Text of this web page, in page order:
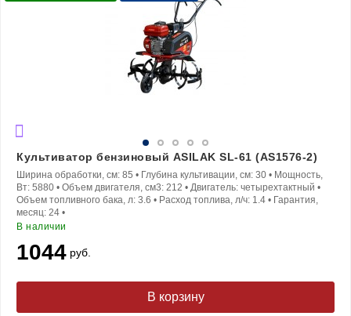
Культиватор бензиновый ASILAK SL-61 (AS1576-2)
Ширина обработки, см: 85 • Глубина культивации, см: 30 • Мощность,
Вт: 5880 • Объем двигателя, см3: 212 • Двигатель: четырехтактный •
Объем топливного бака, л: 3.6 • Расход топлива, л/ч: 1.4 • Гарантия,
месяц: 24 •
В наличии
1044 руб.
В корзину